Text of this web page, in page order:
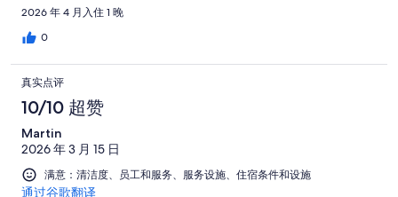
2026 年 4 月入住 1 晚
0
真实点评
10/10 超赞
Martin
2026 年 3 月 15 日
满意：清洁度、员工和服务、服务设施、住宿条件和设施
通过谷歌翻译